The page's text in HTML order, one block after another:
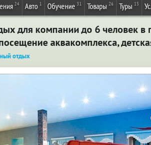
24 Авто 1 Обучение 31 Товары 26 Туры 13
для компании до 6 человек в
аквакомплекса,
отдых